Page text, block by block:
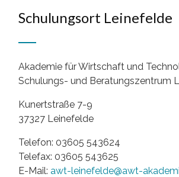
Schulungsort Leinefelde
Akademie für Wirtschaft und
Schulungs- und Beratungszentrum
Kunertstraße 7-9
37327 Leinefelde
Telefon: 03605 543624
Telefax: 03605 543625
E-Mail: awt-leinefelde@awt-